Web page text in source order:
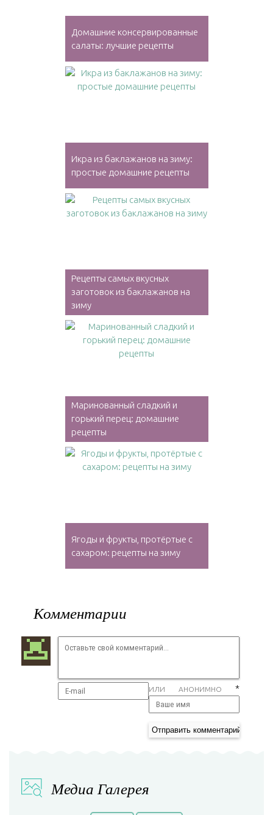
Домашние консервированные
салаты: лучшие рецепты
Икра из баклажанов на зиму:
простые домашние рецепты
Рецепты самых вкусных
заготовок из баклажанов на
зиму
Маринованный сладкий и
горький перец: домашние
рецепты
Ягоды и фрукты, протёртые с
сахаром: рецепты на зиму
Комментарии
ИЛИ АНОНИМНО *
Медиа Галерея